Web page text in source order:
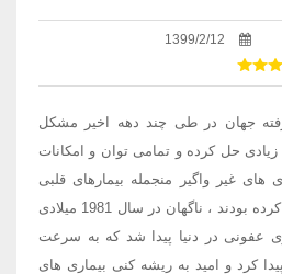
1399/2/12
جهان در طی چند دهه اخیر مشکل
زیادی حل کرده و تمامی توان و امکانات
های غیر واگیر منجمله بیمارهای قلبی
عروقی و سرطان ها متمرکز کرده بودند ، ناگهان در سال 1981 میلادی
عفونی در دنیا پیدا شد که به سرعت
کرد و امید به ریشه کنی بیماری های